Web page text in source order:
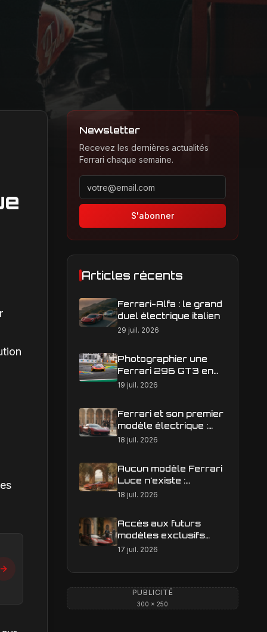
Newsletter
Recevez les dernières actualités
Ferrari chaque semaine.
Adresse email pour la newsletter
S'abonner
Articles récents
Ferrari-Alfa : le grand
duel électrique italien
29 juil. 2026
Photographier une
Ferrari 296 GT3 en
action : construire une
19 juil. 2026
Ferrari et son premier
modèle électrique :
calendrier de
18 juil. 2026
Aucun modèle Ferrari
Luce n'existe :
clarification sur les
18 juil. 2026
Accès aux futurs
modèles exclusifs
Ferrari : l'achat
est-il une réalité ?
17 juil. 2026
PUBLICITÉ
300 × 250